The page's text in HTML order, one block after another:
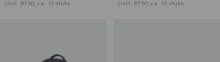
(incl. BTW) v.a. 10 stuks (incl. BTW) v.a. 10 stuks